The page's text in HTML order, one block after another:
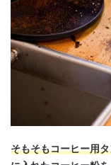
そもそもコーヒー用